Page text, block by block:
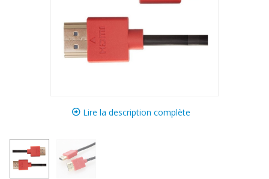
Lire la description complète